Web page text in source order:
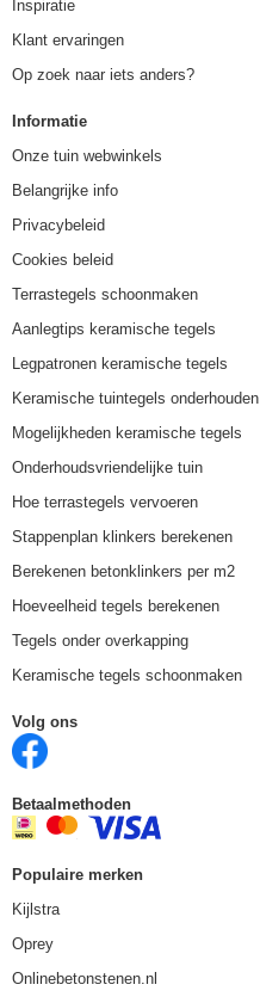
Inspiratie
Klant ervaringen
Op zoek naar iets anders?
Informatie
Onze tuin webwinkels
Belangrijke info
Privacybeleid
Cookies beleid
Terrastegels schoonmaken
Aanlegtips keramische tegels
Legpatronen keramische tegels
Keramische tuintegels onderhouden
Mogelijkheden keramische tegels
Onderhoudsvriendelijke tuin
Hoe terrastegels vervoeren
Stappenplan klinkers berekenen
Berekenen betonklinkers per m2
Hoeveelheid tegels berekenen
Tegels onder overkapping
Keramische tegels schoonmaken
Volg ons
Betaalmethoden
Populaire merken
Kijlstra
Oprey
Onlinebetonstenen.nl